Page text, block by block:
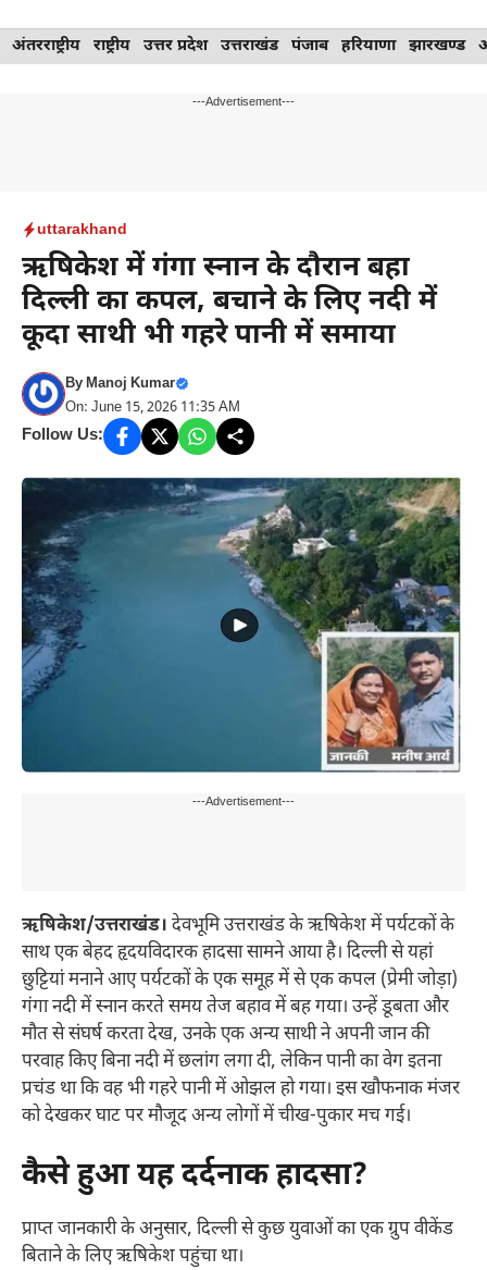
Skip
to
अंतरराष्ट्रीय राष्ट्रीय उत्तर प्रदेश उत्तराखंड पंजाब हरियाणा झारखण्ड
---Advertisement---
uttarakhand
ऋषिकेश में गंगा स्नान के दौरान बहा
दिल्ली का कपल, बचाने के लिए नदी में
कूदा साथी भी गहरे पानी में समाया
ByManoj Kumar
On: June 15, 2026 11:35 AM
Follow Us:
---Advertisement---
ऋषिकेश/उत्तराखंड। देवभूमि उत्तराखंड के ऋषिकेश में पर्यटकों के
साथ एक बेहद हृदयविदारक हादसा सामने आया है। दिल्ली से यहां
छुट्टियां मनाने आए पर्यटकों के एक समूह में से एक कपल (प्रेमी जोड़ा)
गंगा नदी में स्नान करते समय तेज बहाव में बह गया। उन्हें डूबता और
मौत से संघर्ष करता देख, उनके एक अन्य साथी ने अपनी जान की
परवाह किए बिना नदी में छलांग लगा दी, लेकिन पानी का वेग इतना
प्रचंड था कि वह भी गहरे पानी में ओझल हो गया। इस खौफनाक मंजर
को देखकर घाट पर मौजूद अन्य लोगों में चीख-पुकार मच गई।
कैसे हुआ यह दर्दनाक हादसा?
प्राप्त जानकारी के अनुसार, दिल्ली से कुछ युवाओं का एक ग्रुप वीकेंड
बिताने के लिए ऋषिकेश पहुंचा था।